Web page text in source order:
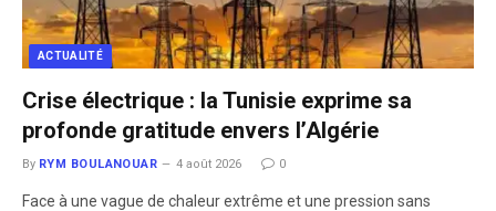
ACTUALITÉ
Crise électrique : la Tunisie exprime sa
profonde gratitude envers l’Algérie
By RYM BOULANOUAR 4 août 2026 0
Face à une vague de chaleur extrême et une pression sans